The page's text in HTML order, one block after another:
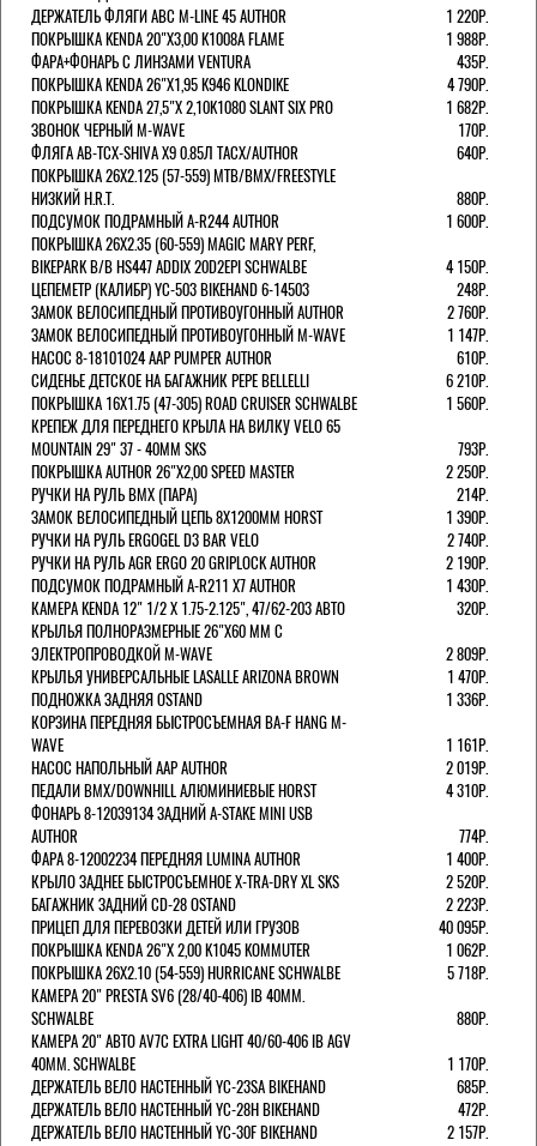
ДЕРЖАТЕЛЬ ФЛЯГИ АВС M-LINE 45 AUTHOR
1 220Р.
ПОКРЫШКА KENDA 20"Х3,00 K1008A FLAME
1 988Р.
ФАРА+ФОНАРЬ С ЛИНЗАМИ VENTURA
435Р.
ПОКРЫШКА KENDA 26"Х1,95 K946 KLONDIKE
4 790Р.
ПОКРЫШКА KENDA 27,5"Х 2,10K1080 SLANT SIX PRO
1 682Р.
ЗВОНОК ЧЕРНЫЙ M-WAVE
170Р.
ФЛЯГА AB-TCX-SHIVA X9 0.85Л TACX/AUTHOR
640Р.
ПОКРЫШКА 26X2.125 (57-559) MTB/BMX/FREESTYLE
НИЗКИЙ H.R.T.
880Р.
ПОДСУМОК ПОДРАМНЫЙ A-R244 AUTHOR
1 600Р.
ПОКРЫШКА 26X2.35 (60-559) MAGIC MARY PERF,
BIKEPARK B/B HS447 ADDIX 20D2EPI SCHWALBE
4 150Р.
ЦЕПЕМЕТР (КАЛИБР) YC-503 BIKEHAND 6-14503
248Р.
ЗАМОК ВЕЛОСИПЕДНЫЙ ПРОТИВОУГОННЫЙ AUTHOR
2 760Р.
ЗАМОК ВЕЛОСИПЕДНЫЙ ПРОТИВОУГОННЫЙ M-WAVE
1 147Р.
НАСОС 8-18101024 AAP PUMPER AUTHOR
610Р.
СИДЕНЬЕ ДЕТСКОЕ НА БАГАЖНИК PEPE BELLELLI
6 210Р.
ПОКРЫШКА 16X1.75 (47-305) ROAD CRUISER SCHWALBE
1 560Р.
КРЕПЕЖ ДЛЯ ПЕРЕДНЕГО КРЫЛА НА ВИЛКУ VELO 65
MOUNTAIN 29" 37 - 40ММ SKS
793Р.
ПОКРЫШКА AUTHOR 26"Х2,00 SPEED MASTER
2 250Р.
РУЧКИ НА РУЛЬ BMX (ПАРА)
214Р.
ЗАМОК ВЕЛОCИПЕДНЫЙ ЦЕПЬ 8Х1200ММ HORST
1 390Р.
РУЧКИ НА РУЛЬ ERGOGEL D3 BAR VELO
2 740Р.
РУЧКИ НА РУЛЬ AGR ERGO 20 GRIPLOCK AUTHOR
2 190Р.
ПОДСУМОК ПОДРАМНЫЙ A-R211 X7 AUTHOR
1 430Р.
КАМЕРА KENDA 12" 1/2 Х 1.75-2.125", 47/62-203 АВТО
320Р.
КРЫЛЬЯ ПОЛНОРАЗМЕРНЫЕ 26"Х60 ММ С
ЭЛЕКТРОПРОВОДКОЙ M-WAVE
2 809Р.
КРЫЛЬЯ УНИВЕРСАЛЬНЫЕ LASALLE ARIZONA BROWN
1 470Р.
ПОДНОЖКА ЗАДНЯЯ OSTAND
1 336Р.
КОРЗИНА ПЕРЕДНЯЯ БЫСТРОСЪЕМНАЯ BA-F HANG M-
WAVE
1 161Р.
НАСОС НАПОЛЬНЫЙ AAP AUTHOR
2 019Р.
ПЕДАЛИ BMX/DOWNHILL АЛЮМИНИЕВЫЕ HORST
4 310Р.
ФОНАРЬ 8-12039134 ЗАДНИЙ A-STAKE MINI USB
AUTHOR
774Р.
ФАРА 8-12002234 ПЕРЕДНЯЯ LUMINA AUTHOR
1 400Р.
КРЫЛО ЗАДНЕЕ БЫСТРОСЪЕМНОЕ X-TRA-DRY XL SKS
2 520Р.
БАГАЖНИК ЗАДНИЙ CD-28 OSTAND
2 223Р.
ПРИЦЕП ДЛЯ ПЕРЕВОЗКИ ДЕТЕЙ ИЛИ ГРУЗОВ
40 095Р.
ПОКРЫШКА KENDA 26"Х 2,00 K1045 KOMMUTER
1 062Р.
ПОКРЫШКА 26X2.10 (54-559) HURRICANE SCHWALBE
5 718Р.
КАМЕРА 20" PRESTA SV6 (28/40-406) IB 40MM.
SCHWALBE
880Р.
КАМЕРА 20" АВТО AV7C EXTRA LIGHT 40/60-406 IB AGV
40MM. SCHWALBE
1 170Р.
ДЕРЖАТЕЛЬ ВЕЛО НАСТЕННЫЙ YC-23SA BIKEHAND
685Р.
ДЕРЖАТЕЛЬ ВЕЛО НАСТЕННЫЙ YC-28H BIKEHAND
472Р.
ДЕРЖАТЕЛЬ ВЕЛО НАСТЕННЫЙ YC-30F BIKEHAND
2 157Р.